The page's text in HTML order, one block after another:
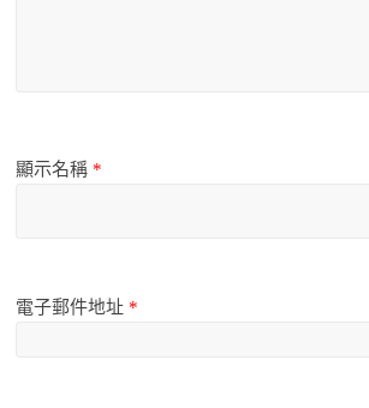
顯示名稱 *
電子郵件地址 *